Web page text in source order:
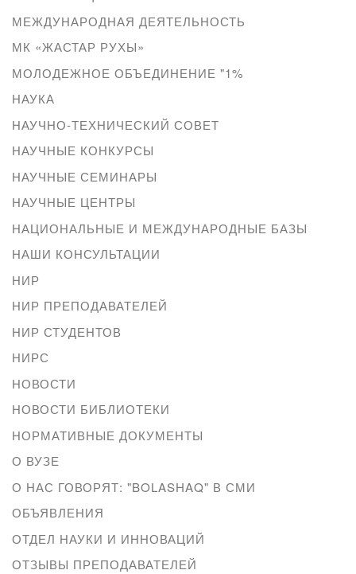
МЕЖДУНАРОДНАЯ ДЕЯТЕЛЬНОСТЬ
МК «ЖАСТАР РУХЫ»
МОЛОДЕЖНОЕ ОБЪЕДИНЕНИЕ "1%
НАУКА
НАУЧНО-ТЕХНИЧЕСКИЙ СОВЕТ
НАУЧНЫЕ КОНКУРСЫ
НАУЧНЫЕ СЕМИНАРЫ
НАУЧНЫЕ ЦЕНТРЫ
НАЦИОНАЛЬНЫЕ И МЕЖДУНАРОДНЫЕ БАЗЫ
НАШИ КОНСУЛЬТАЦИИ
НИР
НИР ПРЕПОДАВАТЕЛЕЙ
НИР СТУДЕНТОВ
НИРС
НОВОСТИ
НОВОСТИ БИБЛИОТЕКИ
НОРМАТИВНЫЕ ДОКУМЕНТЫ
О ВУЗЕ
О НАС ГОВОРЯТ: "BOLASHAQ" В СМИ
ОБЪЯВЛЕНИЯ
ОТДЕЛ НАУКИ И ИННОВАЦИЙ
ОТЗЫВЫ ПРЕПОДАВАТЕЛЕЙ